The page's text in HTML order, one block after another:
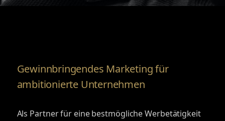
Gewinnbringendes Marketing für
ambitionierte Unternehmen
Als Partner für eine bestmögliche Werbetätigkeit